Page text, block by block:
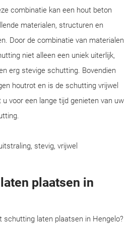
combinatie kan een hout beton
materialen, structuren en
Door de combinatie van materialen
niet alleen een uniek uiterlijk,
erg stevige schutting. Bovendien
houtrot en is de schutting vrijwel
voor een lange tijd genieten van uw
stevig, vrijwel
plaatsen in
schutting laten plaatsen in Hengelo?